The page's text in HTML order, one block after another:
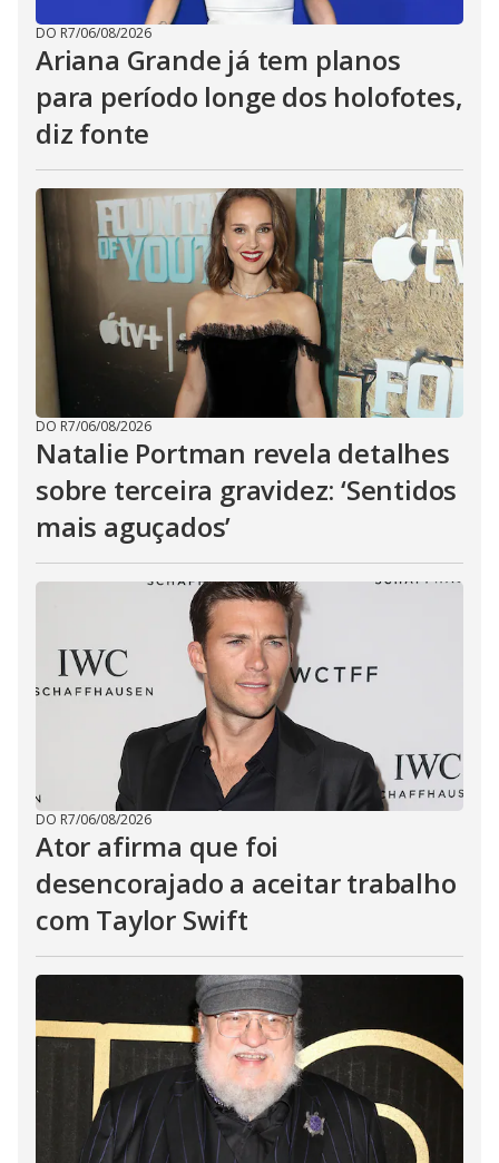
DO R7/06/08/2026
Ariana Grande já tem planos
para período longe dos holofotes,
diz fonte
DO R7/06/08/2026
Natalie Portman revela detalhes
sobre terceira gravidez: ‘Sentidos
mais aguçados’
DO R7/06/08/2026
Ator afirma que foi
desencorajado a aceitar trabalho
com Taylor Swift